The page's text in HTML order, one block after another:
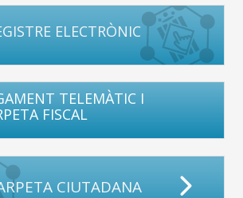
ELECTRÒNIC
TELEMÀTIC I
FISCAL
CIUTADANA